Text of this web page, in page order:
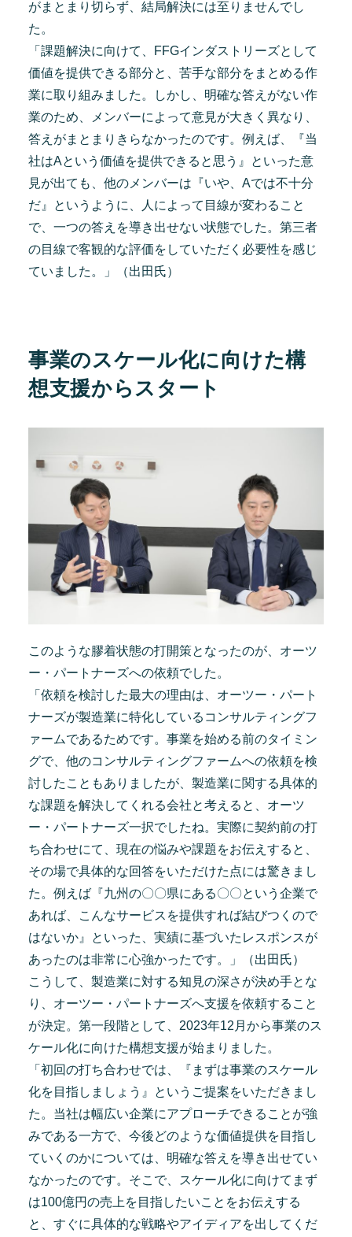
がまとまり切らず、結局解決には至りませんでし
た。
「課題解決に向けて、FFGインダストリーズとして
価値を提供できる部分と、苦手な部分をまとめる作
業に取り組みました。しかし、明確な答えがない作
業のため、メンバーによって意見が大きく異なり、
答えがまとまりきらなかったのです。例えば、『当
社はAという価値を提供できると思う』といった意
見が出ても、他のメンバーは『いや、Aでは不十分
だ』というように、人によって目線が変わること
で、一つの答えを導き出せない状態でした。第三者
の目線で客観的な評価をしていただく必要性を感じ
ていました。」（出田氏）
事業のスケール化に向けた構
想支援からスタート
このような膠着状態の打開策となったのが、オーツ
ー・パートナーズへの依頼でした。
「依頼を検討した最大の理由は、オーツー・パート
ナーズが製造業に特化しているコンサルティングフ
ァームであるためです。事業を始める前のタイミン
グで、他のコンサルティングファームへの依頼を検
討したこともありましたが、製造業に関する具体的
な課題を解決してくれる会社と考えると、オーツ
ー・パートナーズ一択でしたね。実際に契約前の打
ち合わせにて、現在の悩みや課題をお伝えすると、
その場で具体的な回答をいただけた点には驚きまし
た。例えば『九州の〇〇県にある〇〇という企業で
あれば、こんなサービスを提供すれば結びつくので
はないか』といった、実績に基づいたレスポンスが
あったのは非常に心強かったです。」（出田氏）
こうして、製造業に対する知見の深さが決め手とな
り、オーツー・パートナーズへ支援を依頼すること
が決定。第一段階として、2023年12月から事業のス
ケール化に向けた構想支援が始まりました。
「初回の打ち合わせでは、『まずは事業のスケール
化を目指しましょう』というご提案をいただきまし
た。当社は幅広い企業にアプローチできることが強
みである一方で、今後どのような価値提供を目指し
ていくのかについては、明確な答えを導き出せてい
なかったのです。そこで、スケール化に向けてまず
は100億円の売上を目指したいことをお伝えする
と、すぐに具体的な戦略やアイディアを出してくだ